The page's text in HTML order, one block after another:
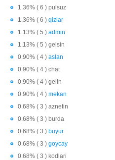
1.36% ( 6 ) pulsuz
1.36% ( 6 ) qizlar
1.13% ( 5 ) admin
1.13% ( 5 ) gelsin
0.90% ( 4 ) aslan
0.90% ( 4 ) chat
0.90% ( 4 ) gelin
0.90% ( 4 ) mekan
0.68% ( 3 ) aznetin
0.68% ( 3 ) burda
0.68% ( 3 ) buyur
0.68% ( 3 ) goycay
0.68% ( 3 ) kodlari